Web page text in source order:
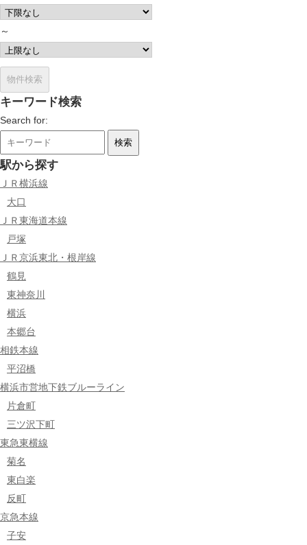
～
キーワード検索
Search for:
駅から探す
ＪＲ横浜線
大口
ＪＲ東海道本線
戸塚
ＪＲ京浜東北・根岸線
鶴見
東神奈川
横浜
本郷台
相鉄本線
平沼橋
横浜市営地下鉄ブルーライン
片倉町
三ツ沢下町
東急東横線
菊名
東白楽
反町
京急本線
子安